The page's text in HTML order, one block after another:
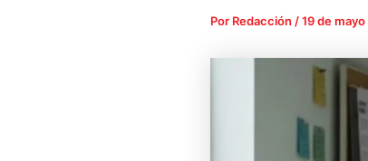
Por Redacción /19 de